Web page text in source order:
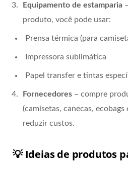
Equipamento de estamparia
produto, você pode usar:
Prensa térmica (para
Impressora sublimática
Papel transfer e tintas
Fornecedores – compre
(camisetas, canecas,
reduzir custos.
💡 Ideias de produtos